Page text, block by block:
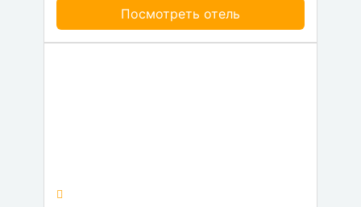
Посмотреть отель